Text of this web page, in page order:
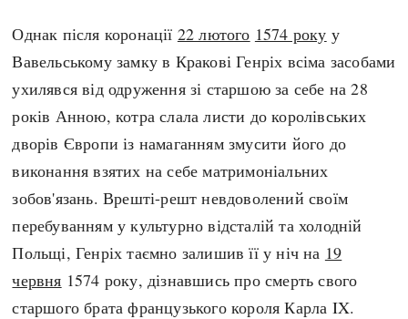
done
Однак після коронації 22 лютого 1574 року у
Вавельському замку в Кракові Генріх всіма засобами
ухилявся від одруження зі старшою за себе на 28
років Анною, котра слала листи до королівських
дворів Європи із намаганням змусити його до
виконання взятих на себе матримоніальних
зобов'язань. Врешті-решт невдоволений своїм
перебуванням у культурно відсталій та холодній
Польщі, Генріх таємно залишив її у ніч на 19
червня 1574 року, дізнавшись про смерть свого
старшого брата французького короля Карла IX.